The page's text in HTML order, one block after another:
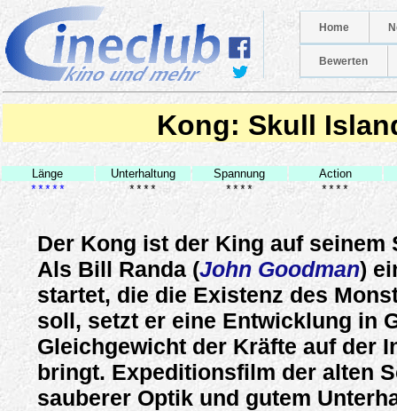
Home
Bewerten
Kong: Skull
Länge Unterhaltung Spannung
Action
*****
**** **** ****
Der Kong ist der King auf seinem
Als Bill Randa (John Goodman)
startet, die die Existenz des
soll, setzt er eine Entwicklung in
Gleichgewicht der Kräfte auf der
bringt. Expeditionsfilm der alten
sauberer Optik und gutem